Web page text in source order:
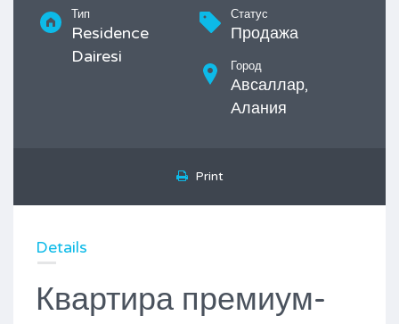
Тип
Residence
Dairesi
Статус
Продажа
Город
Авсаллар,
Алания
Print
Details
Квартира премиум-